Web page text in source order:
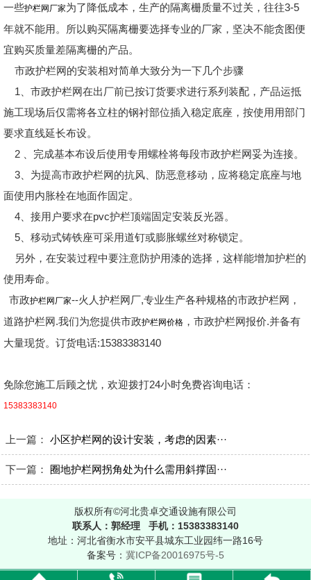
一些护栏网厂家为了降低成本，生产的隔离栅质量不过关，往往3-5
年就不能用。所以购买隔离栅要选择专业的厂家，坚决不能贪图便
宜购买质量差隔离栅的产品。
市政护栏网的安装相对简单大致分为一下几个步骤
1、市政护栏网在出厂前已按订货要求进行系列装配，产品运抵
施工现场后仅需将各立柱的钢衬部位插入稳定底座，按使用用部门
要求直线延长布设。
2 、完成基本布设后使用专用螺栓将每段市政护栏网妥为连接。
3、为提高市政护栏网的抗风、防恶意移动，应将稳定底座与地
面使用内胀栓在地面作固定。
4、接用户要求在pvc护栏顶端固定安装反光器。
5、移动式铸铁座可采用道钉或膨胀螺丝对称锁定。
另外，在安装过程中要注意防护用漆的选择，这样能增加护栏的
使用寿命。
市政护栏网厂家--火人护栏网厂,专业生产各种规格的市政护栏网，
道路护栏网.我们为您提供市政护栏网价格 ，市政护栏网报价.并备有
大量现货。订货电话:15383383140
免除您施工后顾之忧，欢迎拨打24小时免费咨询电话：
15383383140
上一篇：小区护栏网的设计安装，考虑的因素···
下一篇： 圈地护栏网拐角处为什么需用斜撑固···
版权所有©河北贵卓交通设施有限公司
联系人：郭经理 手机：15383383140
地址：河北省衡水市安平县城东工业园纬一路16号
备案号： 冀ICP备20016975号-5